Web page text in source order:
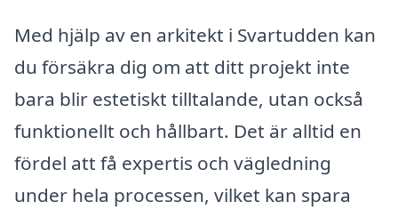
Med hjälp av en arkitekt i Svartudden kan
du försäkra dig om att ditt projekt inte
bara blir estetiskt tilltalande, utan också
funktionellt och hållbart. Det är alltid en
fördel att få expertis och vägledning
under hela processen, vilket kan spara